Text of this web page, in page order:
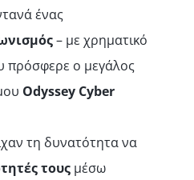
ένας
– με χρηματικό
πρόσφερε ο μεγάλος
Odyssey Cyber
τη δυνατότητα να
τους μέσω